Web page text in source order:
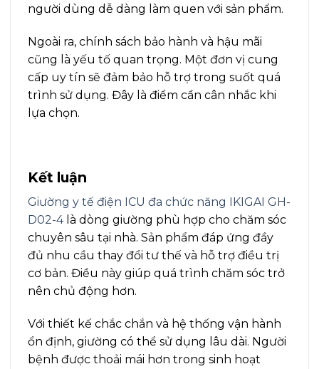
người dùng dễ dàng làm quen với sản phẩm.
Ngoài ra, chính sách bảo hành và hậu mãi
cũng là yếu tố quan trọng. Một đơn vị cung
cấp uy tín sẽ đảm bảo hỗ trợ trong suốt quá
trình sử dụng. Đây là điểm cần cân nhắc khi
lựa chọn.
Kết luận
Giường y tế điện ICU đa chức năng IKIGAI GH-
D02-4là dòng giường phù hợp cho chăm sóc
chuyên sâu tại nhà. Sản phẩm đáp ứng đầy
đủ nhu cầu thay đổi tư thế và hỗ trợ điều trị
cơ bản. Điều này giúp quá trình chăm sóc trở
nên chủ động hơn.
Với thiết kế chắc chắn và hệ thống vận hành
ổn định, giường có thể sử dụng lâu dài. Người
bệnh được thoải mái hơn trong sinh hoạt